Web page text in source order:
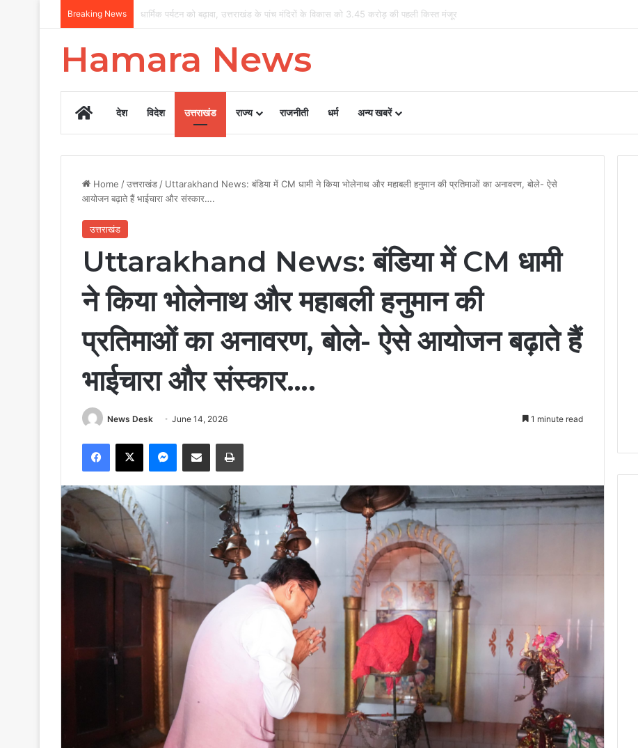
Breaking News पत्रकार कल्याण पर सरकार का फोकस, 12 वर्षों में 456 पत्रकारों को 19.41 करोड़ की सहायता
Hamara News
Homeदेश विदेश उत्तराखंड राज्य राजनीती धर्म अन्य खबरें
Home /उत्तराखंड / Uttarakhand News: बंडिया में CM धामी ने किया भोलेनाथ और महाबली हनुमान की प्रतिमाओं का अनावरण, बोले- ऐसे
आयोजन बढ़ाते हैं भाईचारा और संस्कार….
उत्तराखंड
Uttarakhand News: बंडिया में CM धामी
ने किया भोलेनाथ और महाबली हनुमान की
प्रतिमाओं का अनावरण, बोले- ऐसे आयोजन बढ़ाते हैं
भाईचारा और संस्कार….
News Desk June 14, 2026 1 minute read
Facebook
X Messenger
Share via Email Print